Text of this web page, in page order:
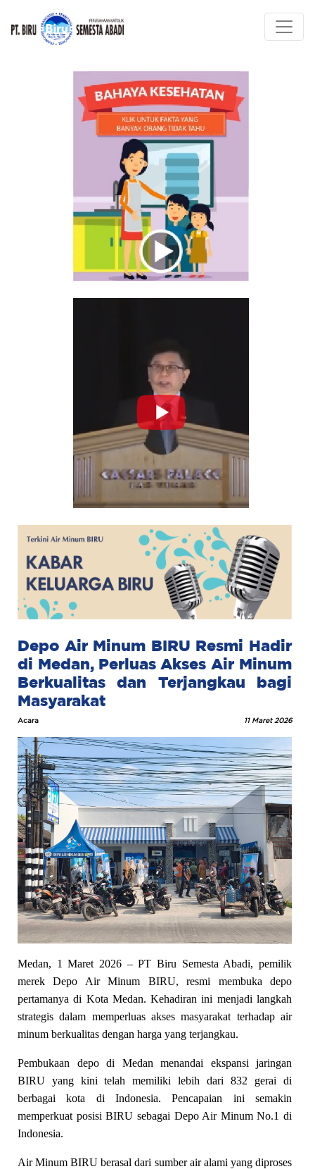
Depo Air Minum BIRU Resmi Hadir
di Medan, Perluas Akses Air Minum
Berkualitas dan Terjangkau bagi
Masyarakat
Acara 11 Maret 2026
Medan, 1 Maret 2026 – PT Biru Semesta Abadi, pemilik
merek Depo Air Minum BIRU, resmi membuka depo
pertamanya di Kota Medan. Kehadiran ini menjadi langkah
strategis dalam memperluas akses masyarakat terhadap air
minum berkualitas dengan harga yang terjangkau.
Pembukaan depo di Medan menandai ekspansi jaringan
BIRU yang kini telah memiliki lebih dari
832 gerai di
berbagai kota di Indonesia. Pencapaian ini semakin
memperkuat posisi BIRU sebagai Depo Air Minum No.1 di
Indonesia.
Air Minum BIRU berasal dari sumber air alami yang diproses